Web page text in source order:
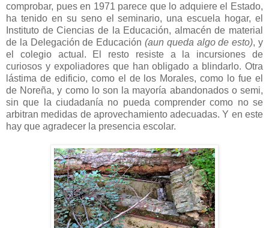
comprobar, pues en 1971 parece que lo adquiere el Estado,
ha tenido en su seno el seminario, una escuela hogar, el
Instituto de Ciencias de la Educación, almacén de material
de la Delegación de Educación (aun queda algo de esto), y
el colegio actual. El resto resiste a la incursiones de
curiosos y expoliadores que han obligado a blindarlo. Otra
lástima de edificio, como el de los Morales, como lo fue el
de Noreña, y como lo son la mayoría abandonados o semi,
sin que la ciudadanía no pueda comprender como no se
arbitran medidas de aprovechamiento adecuadas. Y en este
hay que agradecer la presencia escolar.